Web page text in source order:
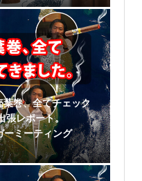
巻、全てチェック
レポート。
ミーティング